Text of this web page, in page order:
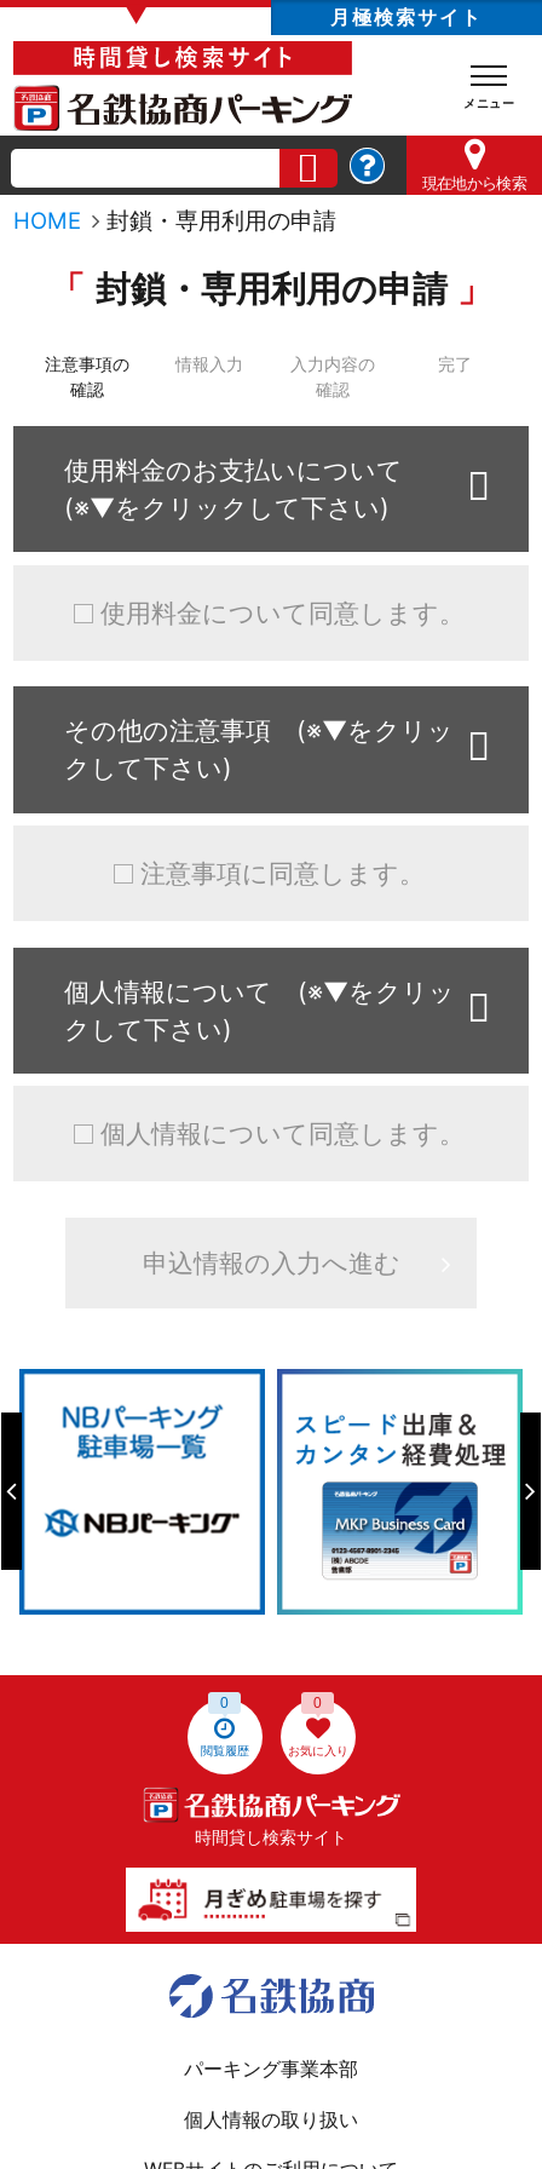
▼ 月極検索サイト
現在地から検索
HOME 封鎖・専用利用の申請
封鎖・専用利用の申請
注意事項の
確認
情報入力
入力内容の
確認
完了
使用料金のお支払いについて
(※▼をクリックして下さい)
使用料金について同意します。
その他の注意事項 (※▼をクリッ
クして下さい)
注意事項に同意します。
個人情報について (※▼をクリッ
クして下さい)
個人情報について同意します。
閲覧履歴
0
お気に入り
0
時間貸し検索サイト
パーキング事業本部
個人情報の取り扱い